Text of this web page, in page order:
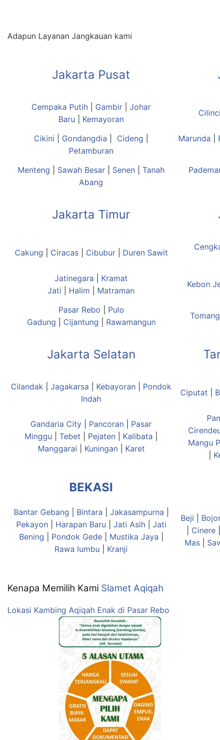
Adapun Layanan Jangkauan kami
Jakarta Pusat
Cempaka Putih Gambir
Johar
Baru
Kemayoran
Cikini Gondangdia Cideng
Petamburan
Marunda
Menteng Sawah Besar Senen
Tanah
Abang
Jakarta Timur
Cakung Ciracas| Cibubur| Duren Sawit
Jatinegara
Kramat
Jati
Halim Matraman
Kebon
Pasar Rebo
Pulo
Gadung
Cijantung Rawamangun
Tomang
Jakarta Selatan
Cilandak Jagakarsa Kebayoran
Pondok
Indah
Ciputat
Gandaria City Pancoran
Pasar
Minggu
Tebet Pejaten Kalibata
Manggarai
Kuningan| Karet
Mangu
BEKASI
Bantar Gebang Bintara Jakasampurna
Pekayon| Harapan Baru Jati Asih| Jati
Bening
Pondok Gede| Mustika Jaya
Rawa lumbu
Kranji
Beji
Cinere
Mas|
Kenapa Memilih Kami Slamet Aqiqah
Lokasi Kambing Aqiqah Enak di Pasar Rebo